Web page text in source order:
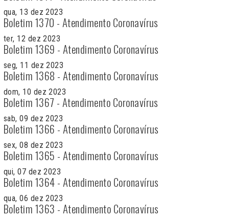
qua, 13 dez 2023
Boletim 1370 - Atendimento Coronavírus
ter, 12 dez 2023
Boletim 1369 - Atendimento Coronavírus
seg, 11 dez 2023
Boletim 1368 - Atendimento Coronavírus
dom, 10 dez 2023
Boletim 1367 - Atendimento Coronavírus
sab, 09 dez 2023
Boletim 1366 - Atendimento Coronavírus
sex, 08 dez 2023
Boletim 1365 - Atendimento Coronavírus
qui, 07 dez 2023
Boletim 1364 - Atendimento Coronavírus
qua, 06 dez 2023
Boletim 1363 - Atendimento Coronavírus